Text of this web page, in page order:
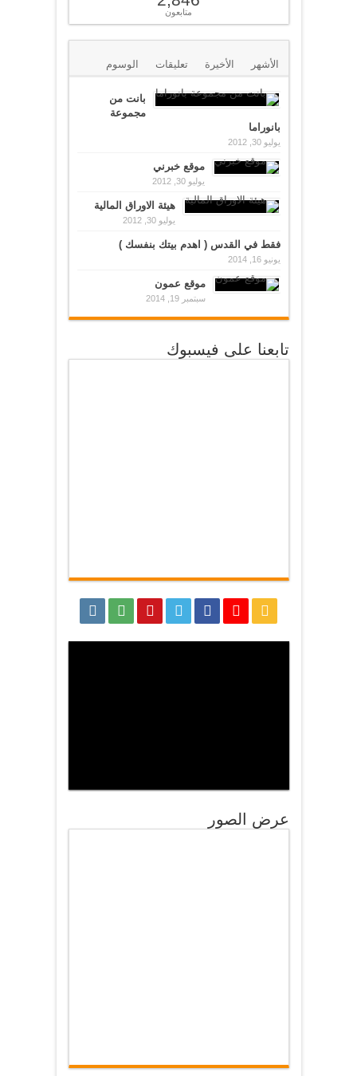
متابعون
الأشهر الأخيرة تعليقات الوسوم
بانت من
مجموعة
بانوراما
يوليو 30, 2012
موقع خبرني
يوليو 30, 2012
هيئة الاوراق المالية
يوليو 30, 2012
فقط في القدس ( اهدم بيتك بنفسك )
يونيو 16, 2014
موقع عمون
سبتمبر 19, 2014
تابعنا على فيسبوك
عرض الصور